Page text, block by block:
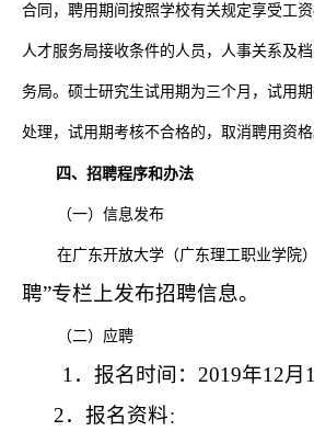
合同，聘用期间按照学校有关规定享受工
人才服务局接收条件的人员 ， 人事关系及
务局。 硕士研究生试用期为三个月，试用
处理，试用期考核不合格的，取消聘用资格
四、招聘程序和办法
（一）信息发布
在广东开放大学 （广东理工职业学院）
聘”专栏上发布招聘信息。
（二）应聘
1．报名时间：2019年12月
2．报名资料 ：